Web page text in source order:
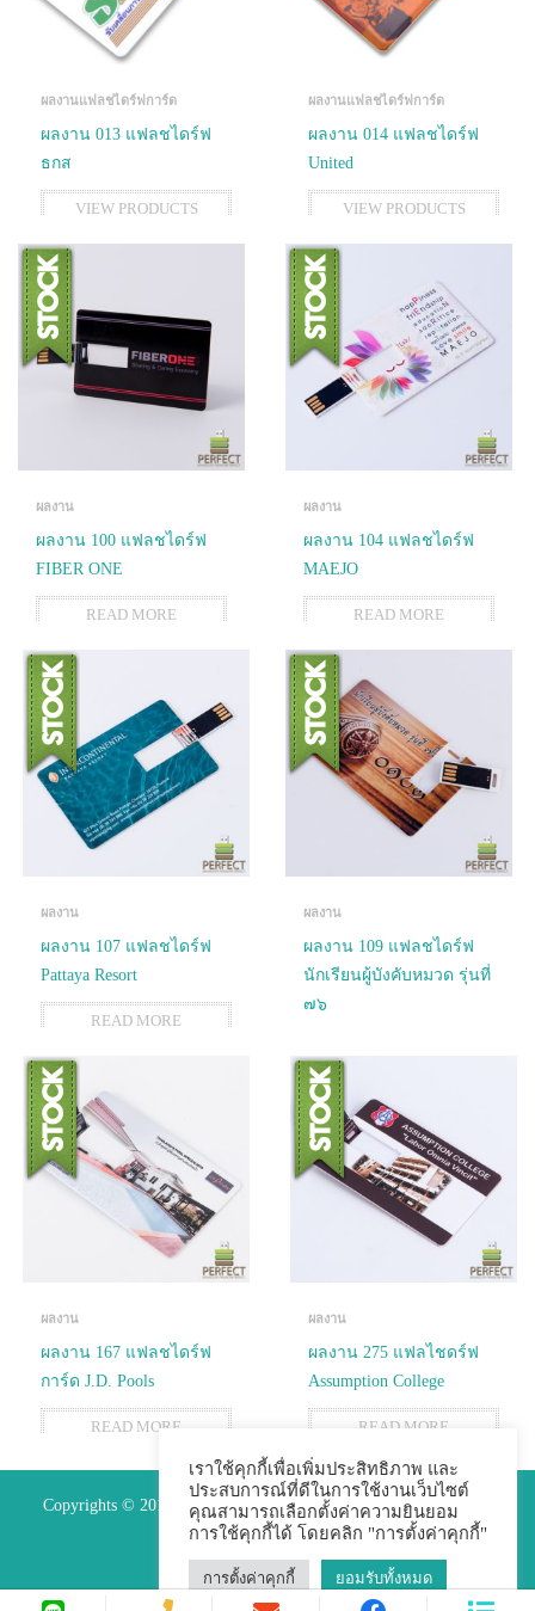
ผลงานแฟลชไดร์ฟการ์ด
ผลงาน 013 แฟลชไดร์ฟ
ธกส
VIEW PRODUCTS
ผลงานแฟลชไดร์ฟการ์ด
ผลงาน 014 แฟลชไดร์ฟ
United
VIEW PRODUCTS
ผลงาน
ผลงาน 100 แฟลชไดร์ฟ
FIBER ONE
READ MORE
ผลงาน
ผลงาน 104 แฟลชไดร์ฟ
MAEJO
READ MORE
ผลงาน
ผลงาน 107 แฟลชไดร์ฟ
Pattaya Resort
READ MORE
ผลงาน
ผลงาน 109 แฟลชไดร์ฟ
นักเรียนผู้บังคับหมวด รุ่นที่
๗๖
ผลงาน
ผลงาน 167 แฟลชไดร์ฟ
การ์ด J.D. Pools
READ MORE
ผลงาน
ผลงาน 275 แฟลไชดร์ฟ
Assumption College
READ MORE
Copyrights © 2015 Premium Perfect Co.,ltd. All Rights Reserved.
เราใช้คุกกี้เพื่อเพิ่มประสิทธิภาพ และ
ประสบการณ์ที่ดีในการใช้งานเว็บไซต์
คุณสามารถเลือกตั้งค่าความยินยอม
การใช้คุกกี้ได้ โดยคลิก "การตั้งค่าคุกกี้"
การตั้งค่าคุกกี้ ยอมรับทั้งหมด